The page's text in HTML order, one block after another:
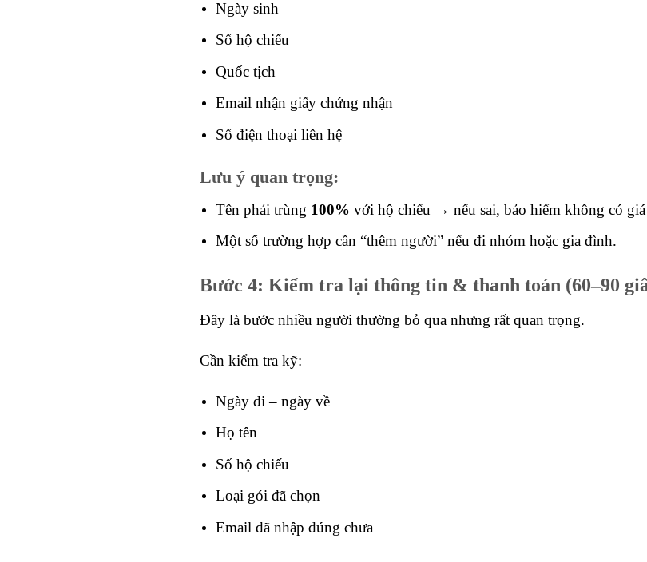
Ngày sinh
Số hộ chiếu
Quốc tịch
Email nhận giấy chứng nhận
Số điện thoại liên hệ
Lưu ý quan trọng:
Tên phải trùng 100% với hộ chiếu → nếu sai, bảo hiểm không có
Một số trường hợp cần “thêm người” nếu đi nhóm hoặc gia đình.
Bước 4: Kiểm tra lại thông tin & thanh toán (60–90
Đây là bước nhiều người thường bỏ qua nhưng rất quan trọng.
Cần kiểm tra kỹ:
Ngày đi – ngày về
Họ tên
Số hộ chiếu
Loại gói đã chọn
Email đã nhập đúng chưa